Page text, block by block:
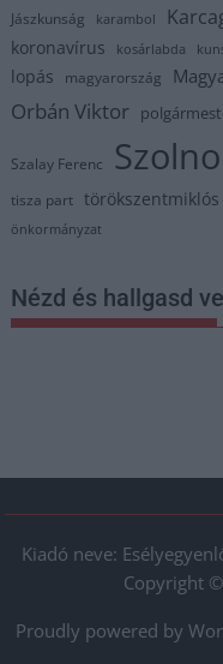
Jászkunság karambol
koronavírus kosárlabda
lopás magyarország
Orbán Viktor
Szalay Ferenc
tisza part törökszentmiklós
önkormányzat
Nézd és hallgasd
Kiadó neve:
Copyright
Proudly powered by